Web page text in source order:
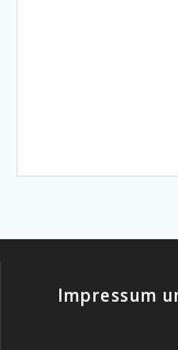
Impressum